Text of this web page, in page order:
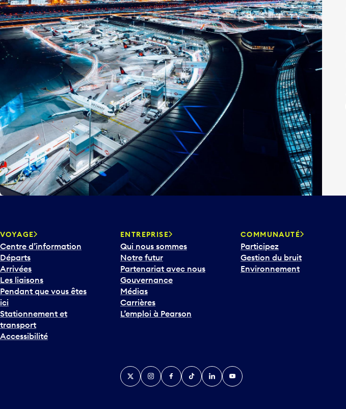
VOYAGE
Centre d’information
Départs
Arrivées
Les liaisons
Pendant que vous êtes
ici
Stationnement et
transport
Accessibilité
ENTREPRISE
Qui nous sommes
Notre futur
Partenariat avec nous
Gouvernance
Médias
Carrières
L’emploi à Pearson
COMMUNAUTÉ
Participez
Gestion du bruit
Environnement
TwitterInstagramFacebook
TikTokLinkedInYouTube